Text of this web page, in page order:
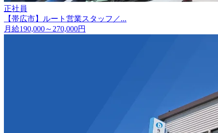
正社員
【帯広市】ルート営業スタッフ／...
月給190,000～270,000円